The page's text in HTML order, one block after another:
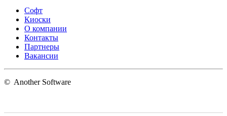
Софт
Киоски
О компании
Контакты
Партнеры
Вакансии
© Another Software